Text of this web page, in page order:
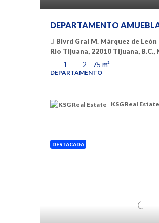
DEPARTAMENTO
Blvrd Gral M. Márquez de
Rio Tijuana, 22010 Tijuana, B.C.,
1 2 75 m²
DEPARTAMENTO
KSG Real Estate
DESTACADA